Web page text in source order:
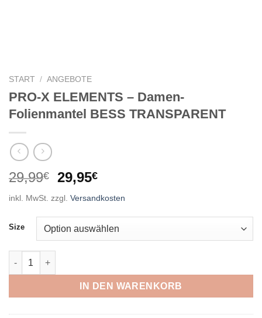
START / ANGEBOTE
PRO-X ELEMENTS – Damen-
Folienmantel BESS TRANSPARENT
29,99€
Ursprünglicher
Preis
war:
29,99€
29,95€Aktueller
Preis
ist:
29,95€.
inkl. MwSt. zzgl. Versandkosten
Size
PRO-X ELEMENTS - Damen-Folienmantel BESS TRANSPARENT
IN DEN WARENKORB